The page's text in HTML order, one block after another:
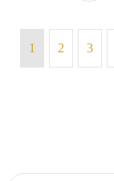
1 2 3